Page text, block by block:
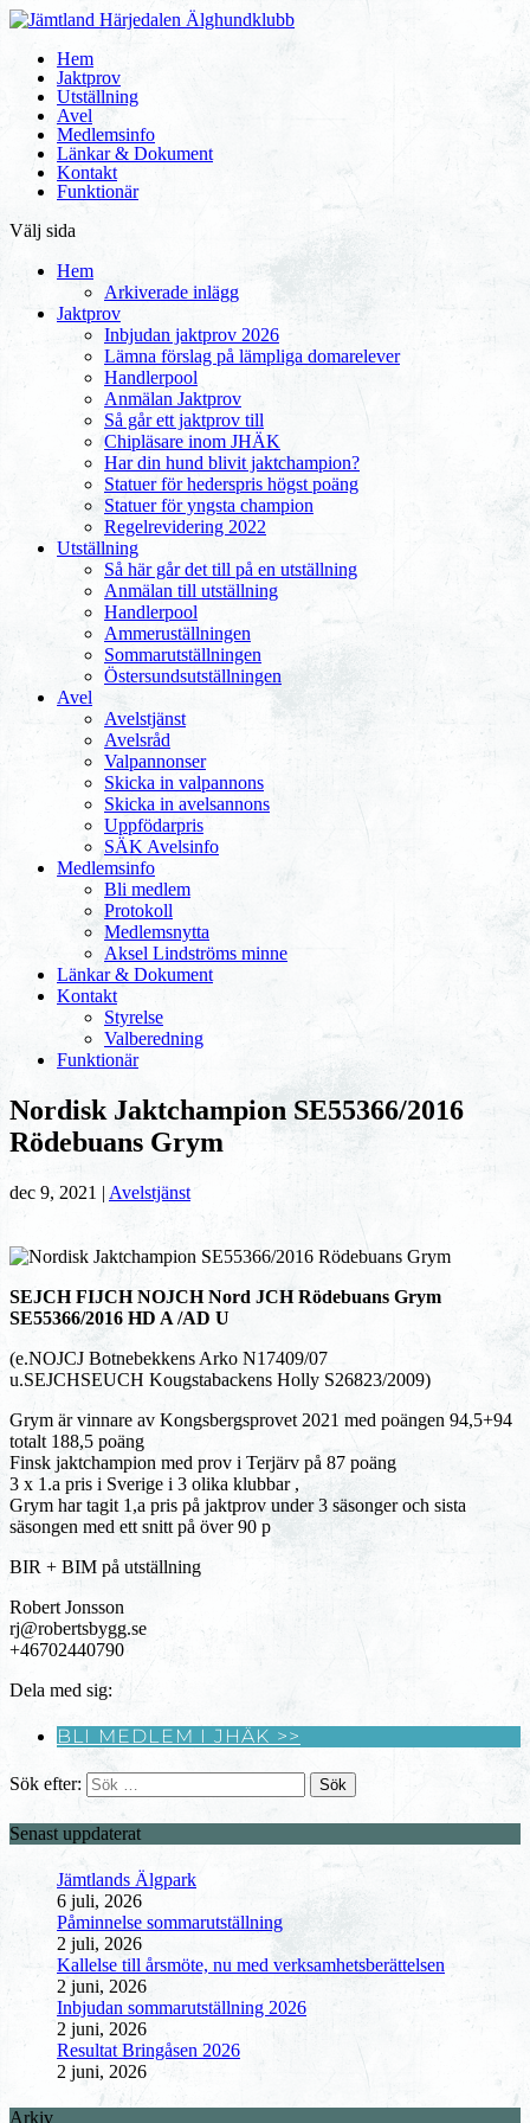
Hem
Jaktprov
Utställning
Avel
Medlemsinfo
Länkar & Dokument
Kontakt
Funktionär
Välj sida
Hem
Arkiverade inlägg
Jaktprov
Inbjudan jaktprov 2026
Lämna förslag på lämpliga domarelever
Handlerpool
Anmälan Jaktprov
Så går ett jaktprov till
Chipläsare inom JHÄK
Har din hund blivit jaktchampion?
Statuer för hederspris högst poäng
Statuer för yngsta champion
Regelrevidering 2022
Utställning
Så här går det till på en utställning
Anmälan till utställning
Handlerpool
Ammeruställningen
Sommarutställningen
Östersundsutställningen
Avel
Avelstjänst
Avelsråd
Valpannonser
Skicka in valpannons
Skicka in avelsannons
Uppfödarpris
SÄK Avelsinfo
Medlemsinfo
Bli medlem
Protokoll
Medlemsnytta
Aksel Lindströms minne
Länkar & Dokument
Kontakt
Styrelse
Valberedning
Funktionär
Nordisk Jaktchampion SE55366/2016
Rödebuans Grym
dec 9, 2021 | Avelstjänst
SEJCH FIJCH NOJCH Nord JCH Rödebuans Grym
SE55366/2016 HD A /AD U
(e.NOJCJ Botnebekkens Arko N17409/07
u.SEJCHSEUCH Kougstabackens Holly S26823/2009)
Grym är vinnare av Kongsbergsprovet 2021 med poängen 94,5+94
totalt 188,5 poäng
Finsk jaktchampion med prov i Terjärv på 87 poäng
3 x 1.a pris i Sverige i 3 olika klubbar ,
Grym har tagit 1,a pris på jaktprov under 3 säsonger och sista
säsongen med ett snitt på över 90 p
BIR + BIM på utställning
Robert Jonsson
rj@robertsbygg.se
+46702440790
Dela med sig:
BLI MEDLEM I JHÄK >>
Sök efter:
Senast uppdaterat
Jämtlands Älgpark
6 juli, 2026
Påminnelse sommarutställning
2 juli, 2026
Kallelse till årsmöte, nu med verksamhetsberättelsen
2 juni, 2026
Inbjudan sommarutställning 2026
2 juni, 2026
Resultat Bringåsen 2026
2 juni, 2026
Arkiv